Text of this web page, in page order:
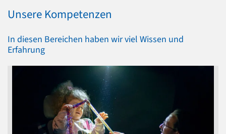
Unsere Kompetenzen
In diesen Bereichen haben wir viel Wissen und
Erfahrung